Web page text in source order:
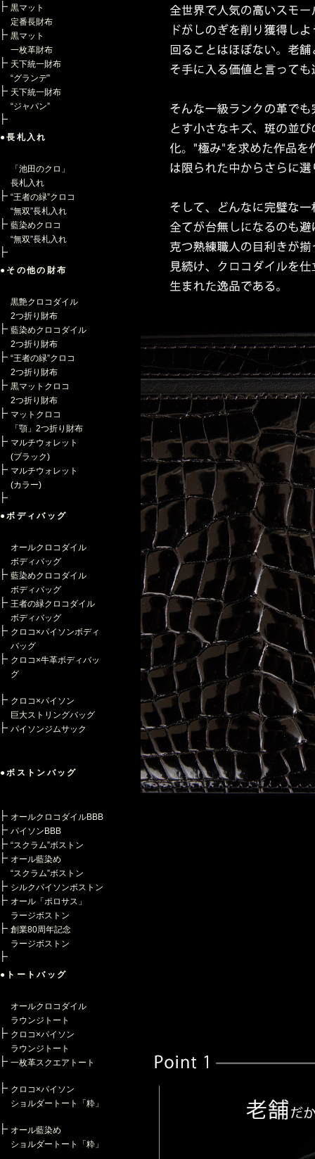
黒マット
定番長財布
黒マット
一枚革財布
天下統一財布
“グランデ”
天下統一財布
“ジャパン”
●長札入れ
「池田のクロ」
長札入れ
“王者の緑”クロコ
“無双”長札入れ
藍染めクロコ
“無双”長札入れ
●その他の財布
黒艶クロコダイル
2つ折り財布
藍染めクロコダイル
2つ折り財布
“王者の緑”クロコ
2つ折り財布
黒マットクロコ
2つ折り財布
マットクロコ
「顎」2つ折り財布
マルチウォレット
(ブラック)
マルチウォレット
(カラー)
●ボディバッグ
オールクロコダイル
ボディバッグ
藍染めクロコダイル
ボディバッグ
王者の緑クロコダイル
ボディバッグ
クロコ×パイソンボディ
バッグ
クロコ×牛革ボディバッ
グ
クロコ×パイソン
巨大ストリングバッグ
パイソンジムサック
●ボストンバッグ
オールクロコダイルBBB
パイソンBBB
“スクラム”ボストン
オール藍染め
“スクラム”ボストン
シルクパイソンボストン
オール「ポロサス」
ラージボストン
創業80周年記念
ラージボストン
●トートバッグ
オールクロコダイル
ラウンジトート
クロコ×パイソン
ラウンジトート
一枚革スクエアトート
クロコ×パイソン
ショルダートート「粋」
オール藍染め
ショルダートート「粋」